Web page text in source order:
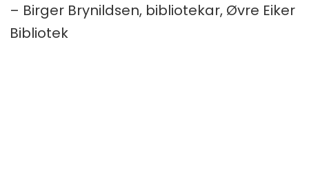
– Birger Brynildsen, bibliotekar, Øvre Eiker
Bibliotek